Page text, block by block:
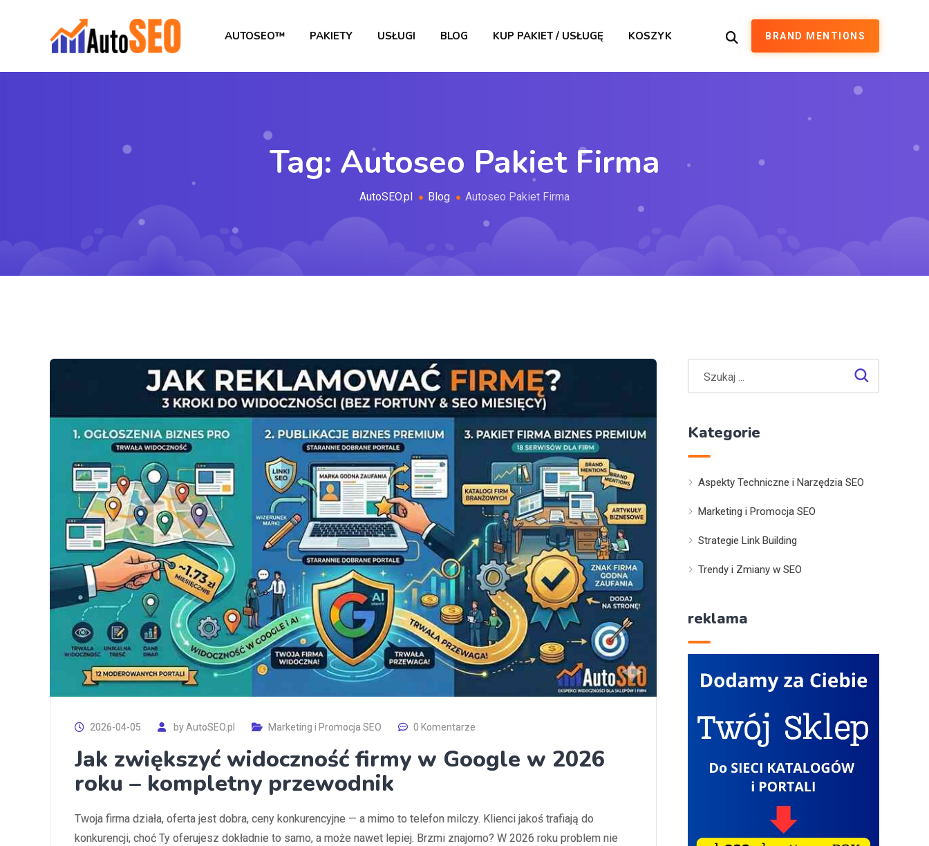
AUTOSEO™ PAKIETY USŁUGI BLOG KUP PAKIET / USŁUGĘ KOSZYK BRAND MENTIONS
Tag: Autoseo Pakiet Firma
AutoSEO.pl Blog Autoseo Pakiet Firma
2026-04-05 byAutoSEO.pl Marketing i Promocja SEO 0 Komentarze
Jak zwiększyć widoczność firmy w Google w 2026
roku – kompletny przewodnik
Twoja firma działa, oferta jest dobra, ceny konkurencyjne — a mimo to telefon milczy. Klienci jakoś trafiają do
konkurencji, choć Ty oferujesz dokładnie to samo, a może nawet lepiej. Brzmi znajomo? W 2026 roku problem nie
Kategorie
Aspekty Techniczne i Narzędzia SEO
Marketing i Promocja SEO
Strategie Link Building
Trendy i Zmiany w SEO
reklama